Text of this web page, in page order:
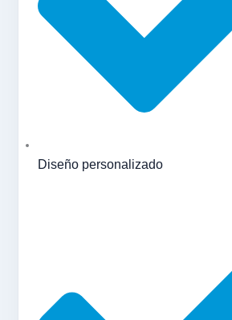
Diseño personalizado